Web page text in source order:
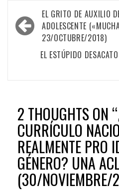
Navegación
de
entradas
EL GRITO DE AUXILIO
ADOLESCENTE
23/OCTUBRE/2018)
EL ESTÚPIDO
2 THOUGHTS ON “
CURRÍCULO
REALMENTE PRO
GÉNERO? UNA
(30/NOVIEMBRE/